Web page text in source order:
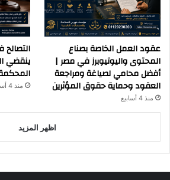
عقود العمل الخاصة بصناع
المحتوى واليوتيوبرز في مصر |
أفضل محامي لصياغة ومراجعة
العقود وحماية حقوق المؤثرين
منذ 4 أسابيع
التصالح
ينقضي
منذ 4 أسابيع
اظهر المزيد